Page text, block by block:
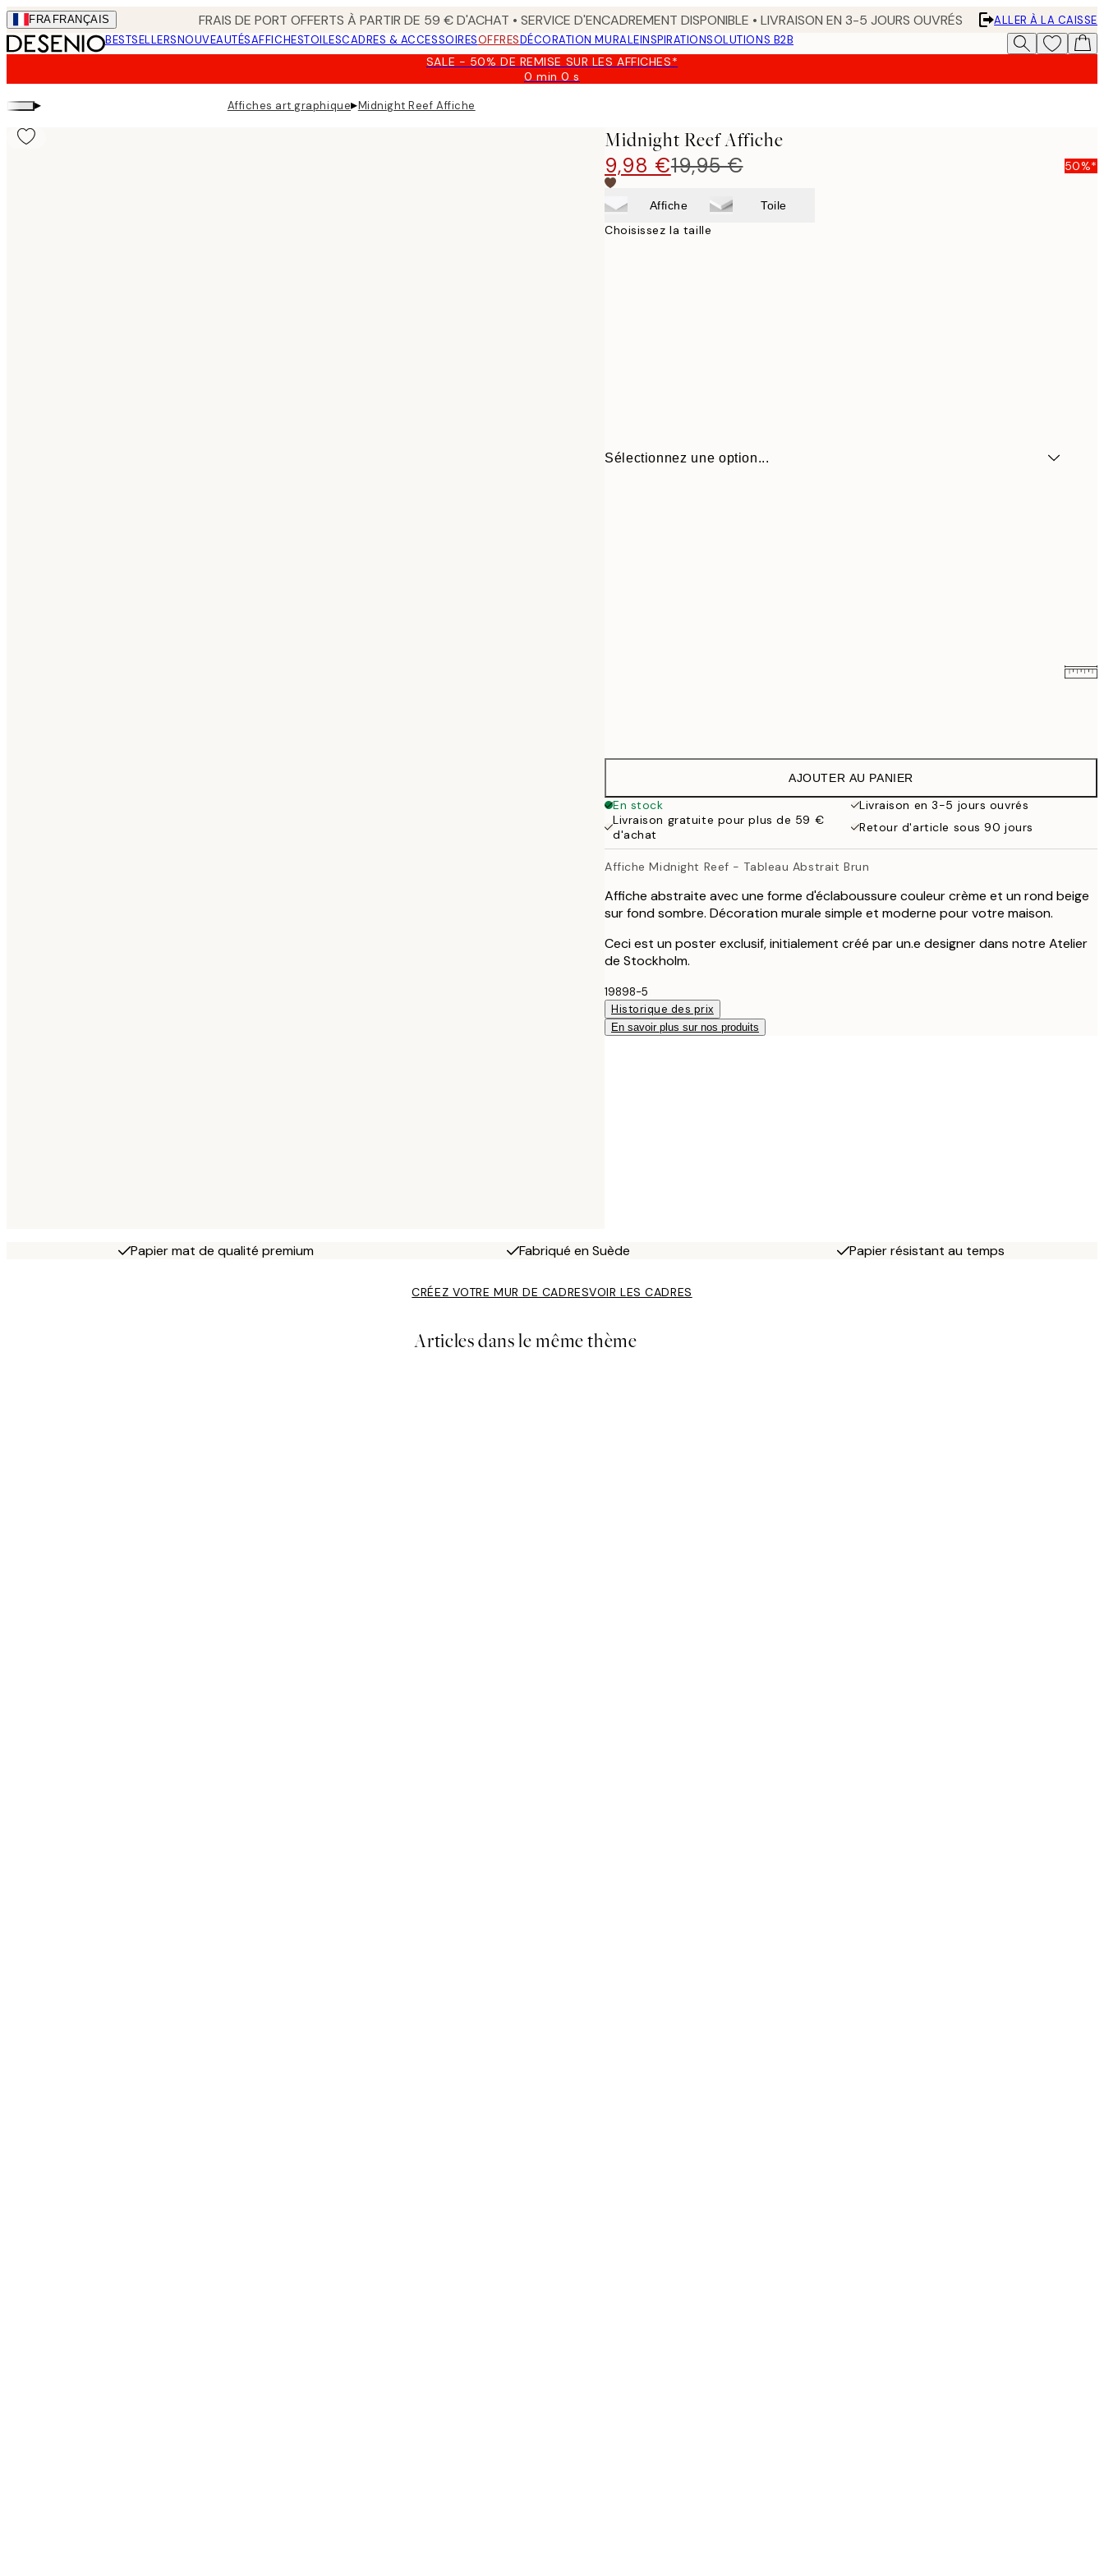
Skip
to
main
FRA FRANÇAIS FRAIS DE PORT OFFERTS À PARTIR DE 59 € D'ACHAT • SERVICE D'ENCADREMENT DISPONIBLE • LIVRAISON EN 3-5 JOURS OUVRÉS
ALLER À LA CAISSE
BESTSELLERSNOUVEAUTÉSAFFICHESTOILESCADRES & ACCESSOIRESOFFRESDÉCORATION MURALEINSPIRATIONSOLUTIONS B2B
SALE - 50% DE REMISE SUR LES AFFICHES*
0 min0 s
Valable
▸ Affiches art graphique▸Midnight Reef Affiche
Midnight Reef Affiche
9,98 €19,95 € 50%*
Affiche Toile
Choisissez la taille
Sélectionnez une option...
27,45 €
32,45 €
100x150 cm
AJOUTER AU PANIER
En stock
Livraison en 3-5 jours ouvrés
Livraison gratuite pour plus de 59 €
d'achat
Retour d'article sous 90 jours
Affiche Midnight Reef - Tableau Abstrait Brun
Affiche abstraite avec une forme d'éclaboussure couleur crème et un rond beige
sur fond sombre. Décoration murale simple et moderne pour votre maison.
Ceci est un poster exclusif, initialement créé par un.e designer dans notre Atelier
de Stockholm.
19898-5
Historique des prix
En savoir plus sur nos produits
Papier mat de qualité premium Fabriqué en Suède Papier résistant au temps
CRÉEZ VOTRE MUR DE CADRESVOIR LES CADRES
Articles dans le même thème